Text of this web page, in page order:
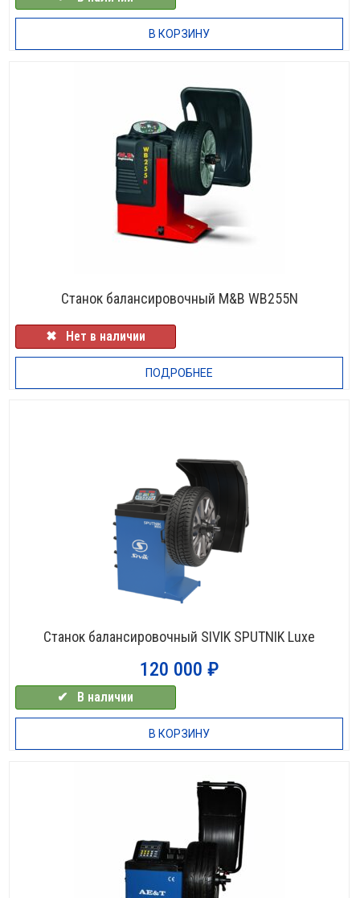
В КОРЗИНУ
Станок балансировочный M&B WB255N
✖⠀Нет в наличии
ПОДРОБНЕЕ
Станок балансировочный SIVIK SPUTNIK Luxe
120 000 ₽
✔⠀В наличии
В КОРЗИНУ